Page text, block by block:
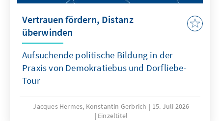
Vertrauen fördern, Distanz
überwinden
Aufsuchende politische Bildung in der
Praxis von Demokratiebus und Dorfliebe-
Tour
Jacques Hermes, Konstantin Gerbrich
15. Juli 2026
Einzeltitel